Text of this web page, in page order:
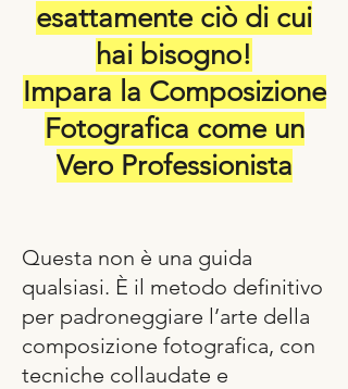
esattamente ciò di cui
hai bisogno!
Impara la Composizione
Fotografica come un
Vero Professionista
Questa non è una guida
qualsiasi. È il metodo definitivo
per padroneggiare l’arte della
composizione fotografica, con
tecniche collaudate e